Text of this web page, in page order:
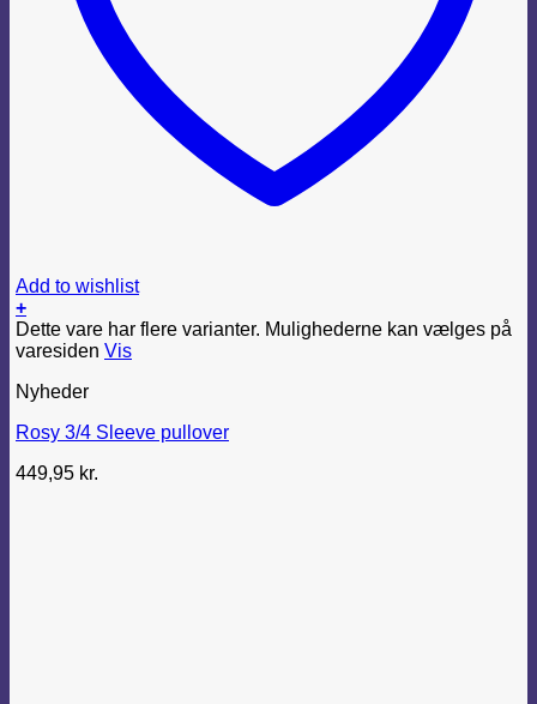
Add to wishlist
+
Dette vare har flere varianter. Mulighederne kan vælges på
varesiden Vis
Nyheder
Rosy 3/4 Sleeve pullover
449,95 kr.